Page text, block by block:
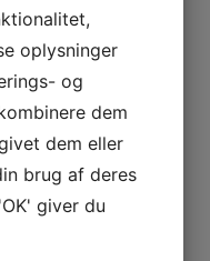
oplysninger
og
dem
dem eller
brug af deres
giver du